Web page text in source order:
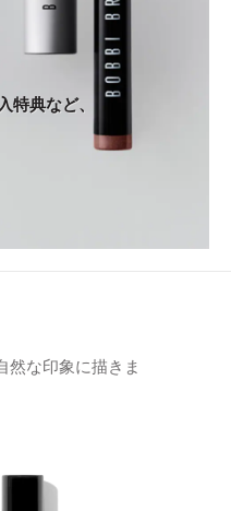
特典など、
然な印象に描きま